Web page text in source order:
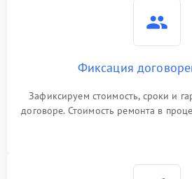
Фиксация
Зафиксируем стоимость, сроки и
договоре. Стоимость ремонта в